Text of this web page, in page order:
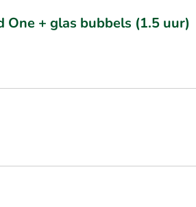
One + glas bubbels (1.5 uur)